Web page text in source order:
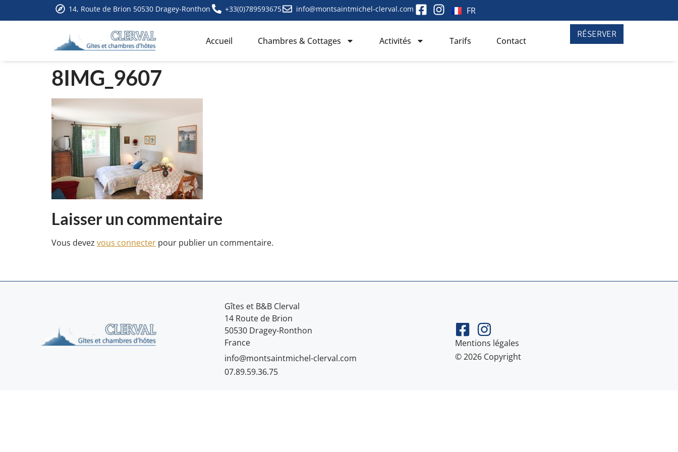
14, Route de Brion 50530 Dragey-Ronthon +33(0)789593675 info@montsaintmichel-clerval.com FR
Accueil Chambres & Cottages Activités Tarifs Contact
RÉSERVER
8IMG_9607
Laisser un commentaire
Vous devez vous connecter pour publier un commentaire.
Gîtes et B&B Clerval
14 Route de Brion
50530 Dragey-Ronthon
France
info@montsaintmichel-clerval.com
07.89.59.36.75
Mentions légales
© 2026 Copyright